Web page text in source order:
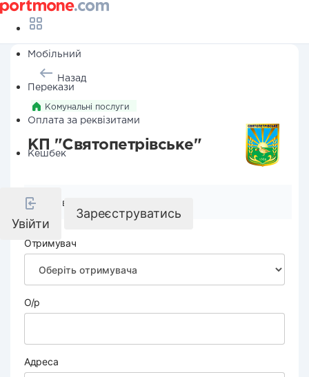
Мобільний
Перекази
Оплата за реквізитами
Кешбек
Увійти
Зареєструватись
Назад
Комунальні послуги
КП "Святопетрівське"
Реквізити компанії
Отримувач
О/р
Адреса